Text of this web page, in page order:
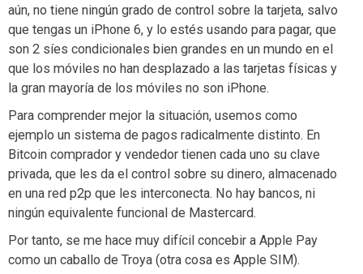
aún, no tiene ningún grado de control sobre la tarjeta, salvo
que tengas un iPhone 6, y lo estés usando para pagar, que
son 2 síes condicionales bien grandes en un mundo en el
que los móviles no han desplazado a las tarjetas físicas y
la gran mayoría de los móviles no son iPhone.
Para comprender mejor la situación, usemos como
ejemplo un sistema de pagos radicalmente distinto. En
Bitcoin comprador y vendedor tienen cada uno su clave
privada, que les da el control sobre su dinero, almacenado
en una red p2p que les interconecta. No hay bancos, ni
ningún equivalente funcional de Mastercard.
Por tanto, se me hace muy difícil concebir a Apple Pay
como un caballo de Troya (otra cosa es Apple SIM).